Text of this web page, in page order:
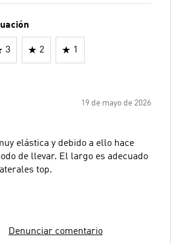
3 2 1
19 de mayo de 2026
elástica y debido a ello hace
de llevar. El largo es adecuado
top.
Denunciar comentario